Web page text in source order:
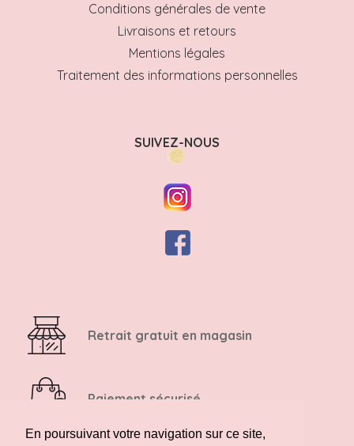
En poursuivant votre navigation sur ce site,
Conditions générales de vente
Livraisons et retours
Mentions légales
Traitement des informations personnelles
SUIVEZ-NOUS
Retrait gratuit en magasin
Paiement sécurisé